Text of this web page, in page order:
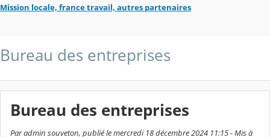
Mission locale, france travail, autres partenaires
Bureau des entreprises
Bureau des entreprises
Par admin souveton, publié le mercredi 18 décembre 2024 11:15 - Mis à